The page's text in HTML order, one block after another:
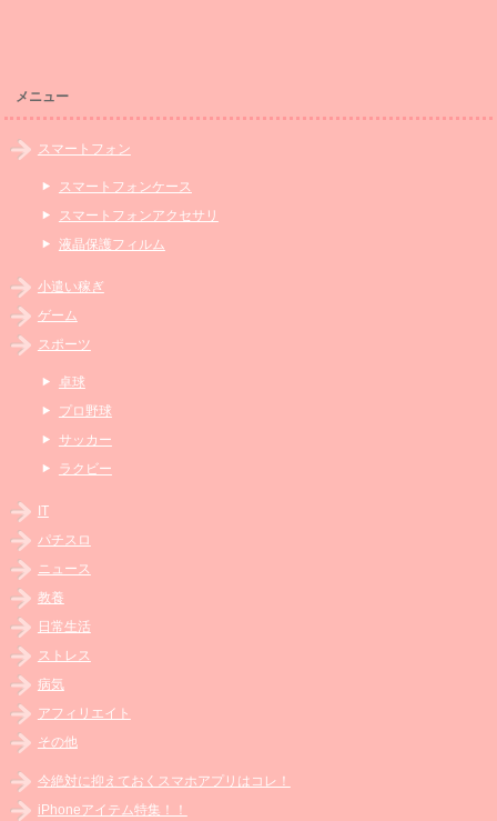
メニュー
スマートフォン
スマートフォンケース
スマートフォンアクセサリ
液晶保護フィルム
小遣い稼ぎ
ゲーム
スポーツ
卓球
プロ野球
サッカー
ラクビー
IT
パチスロ
ニュース
教養
日常生活
ストレス
病気
アフィリエイト
その他
今絶対に抑えておくスマホアプリはコレ！
iPhoneアイテム特集！！